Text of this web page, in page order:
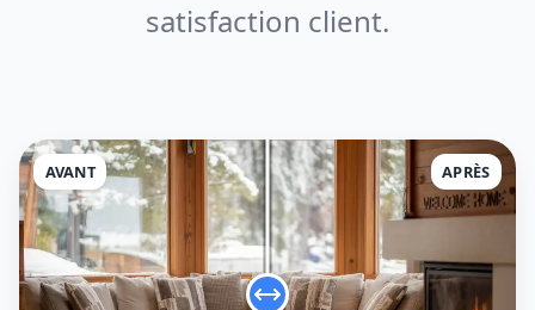
satisfaction client.
AVANT APRÈS